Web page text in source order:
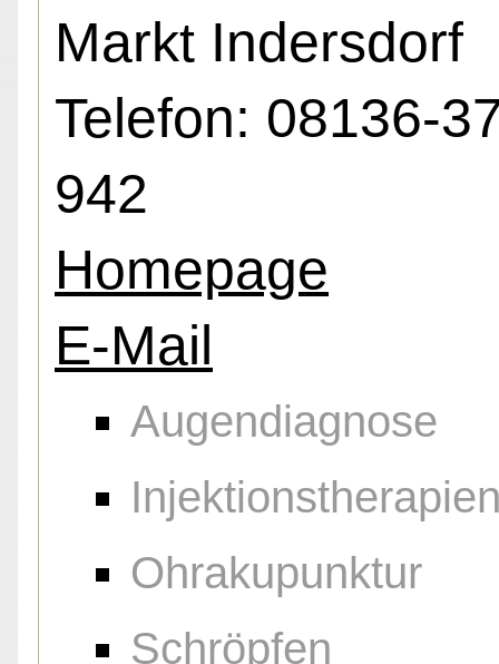
Markt Indersdorf
Telefon: 08136-
942
Homepage
E-Mail
Augendiagnose
Ohrakupunktur
Schröpfen